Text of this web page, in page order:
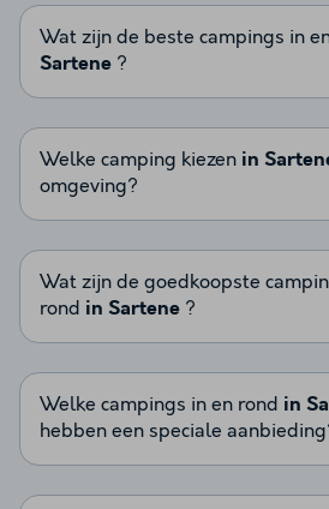
Wat zijn de beste campings in
Sartene ?
Welke camping kiezen in
omgeving?
Wat zijn de goedkoopste
rond in Sartene ?
Welke campings in en rond in
hebben een speciale